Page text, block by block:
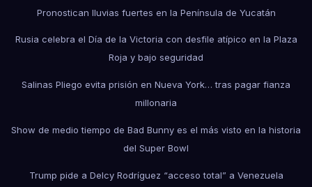
Pronostican lluvias fuertes en la Península de Yucatán
Rusia celebra el Día de la Victoria con desfile atípico en la Plaza
Roja y bajo seguridad
Salinas Pliego evita prisión en Nueva York… tras pagar fianza
millonaria
Show de medio tiempo de Bad Bunny es el más visto en la historia
del Super Bowl
Trump pide a Delcy Rodríguez “acceso total” a Venezuela